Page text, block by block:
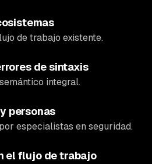
de trabajo existente.
de sintaxis
integral.
personas
especialistas en seguridad.
el flujo de trabajo